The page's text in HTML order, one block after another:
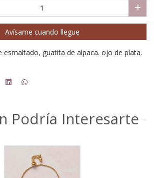
Avísame cuando llegue
esmaltado, guatita de alpaca. ojo de plata.
Podría Interesarte